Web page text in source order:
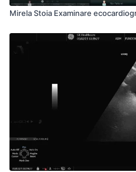
Mirela Stoia Examinare